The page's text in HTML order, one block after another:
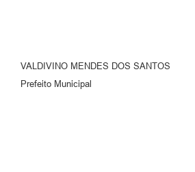
VALDIVINO MENDES DOS SANTOS
Prefeito Municipal